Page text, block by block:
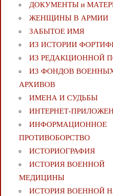
ДОКУМЕНТЫ и
ЖЕНЩИНЫ В АРМИИ
ЗАБЫТОЕ ИМЯ
ИЗ ИСТОРИИ
ИЗ РЕДАКЦИОННОЙ
ИЗ ФОНДОВ
АРХИВОВ
ИМЕНА И СУДЬБЫ
ИНТЕРНЕТ-
ИНФОРМАЦИОННОЕ
ПРОТИВОБОРСТВО
ИСТОРИОГРАФИЯ
ИСТОРИЯ ВОЕННОЙ
МЕДИЦИНЫ
ИСТОРИЯ ВОЕННОЙ